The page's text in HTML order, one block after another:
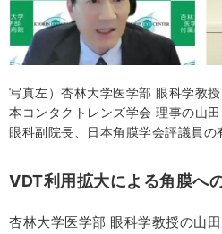
写真左）杏林大学医学部 眼科学教
本コンタクトレンズ学会 理事の山
眼科副院長、日本角膜学会評議員の
VDT利用拡大による角膜へ
杏林大学医学部 眼科学教授の山